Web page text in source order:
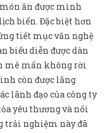
ăn được mình
biển. Đặc biệt hơn
tiết mục văn nghệ
biểu diễn được dàn
mê mẩn không rời
còn được lắng
lãnh đạo của công ty
yêu thương và nối
trải nghiệm này đã